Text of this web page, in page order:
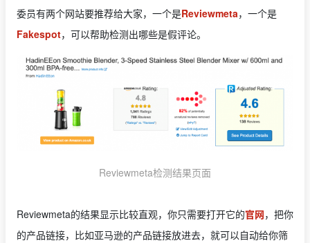
委员有两个网站要推荐给大家，一个是Reviewmeta，一个是
Fakespot，可以帮助检测出哪些是假评论。
Reviewmeta检测结果页面
Reviewmeta的结果显示比较直观，你只需要打开它的官网，把你
的产品链接，比如亚马逊的产品链接放进去，就可以自动给你筛